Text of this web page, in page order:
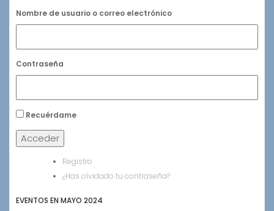
Nombre de usuario o correo electrónico
Contraseña
Recuérdame
Acceder
Registro
¿Has olvidado tu contraseña?
EVENTOS EN MAYO 2024